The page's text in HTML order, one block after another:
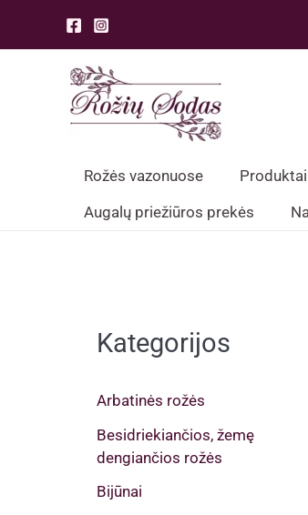
Rožės vazonuose Produktai
Augalų priežiūros prekės
Kategorijos
Arbatinės rožės
Besidriekiančios, žemę
dengiančios rožės
Bijūnai